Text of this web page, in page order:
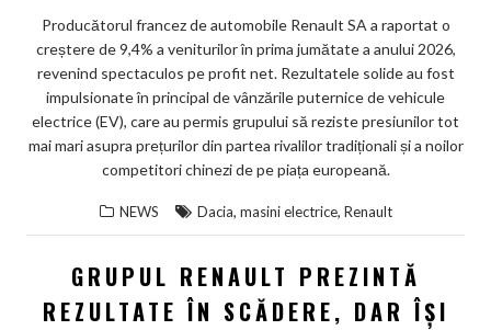
Producătorul francez de automobile Renault SA a raportat o
creștere de 9,4% a veniturilor în prima jumătate a anului 2026,
revenind spectaculos pe profit net. Rezultatele solide au fost
impulsionate în principal de vânzările puternice de vehicule
electrice (EV), care au permis grupului să reziste presiunilor tot
mai mari asupra prețurilor din partea rivalilor tradiționali și a noilor
competitori chinezi de pe piața europeană.
NEWS Dacia, masini electrice, Renault
GRUPUL RENAULT PREZINTĂ
REZULTATE ÎN SCĂDERE, DAR ÎȘI